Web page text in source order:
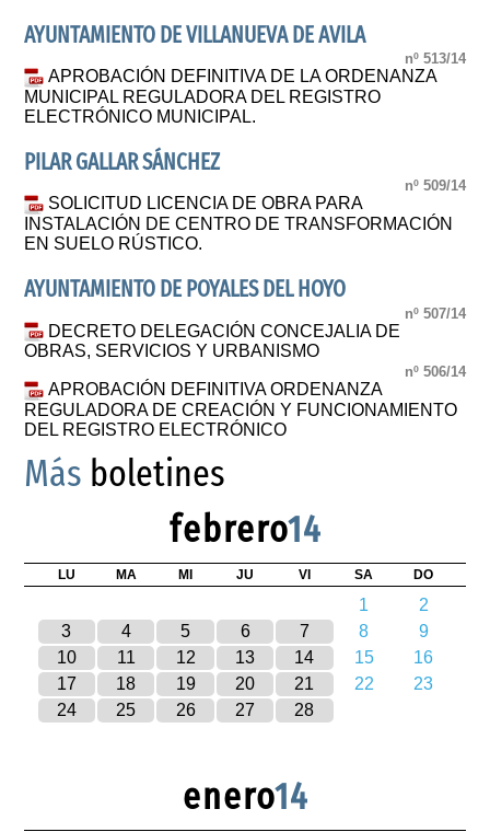
AYUNTAMIENTO DE VILLANUEVA DE AVILA
nº 513/14
APROBACIÓN DEFINITIVA DE LA ORDENANZA
MUNICIPAL REGULADORA DEL REGISTRO
ELECTRÓNICO MUNICIPAL.
PILAR GALLAR SÁNCHEZ
nº 509/14
SOLICITUD LICENCIA DE OBRA PARA
INSTALACIÓN DE CENTRO DE TRANSFORMACIÓN
EN SUELO RÚSTICO.
AYUNTAMIENTO DE POYALES DEL HOYO
nº 507/14
DECRETO DELEGACIÓN CONCEJALIA DE
OBRAS, SERVICIOS Y URBANISMO
nº 506/14
APROBACIÓN DEFINITIVA ORDENANZA
REGULADORA DE CREACIÓN Y FUNCIONAMIENTO
DEL REGISTRO ELECTRÓNICO
Más boletines
febrero14
LU MA MI JU VI SA DO
1
2
3
4 5 6 7 8
9
10
11 12 13 14 15
16
17
18 19 20 21 22
23
24
25 26 27 28
enero14